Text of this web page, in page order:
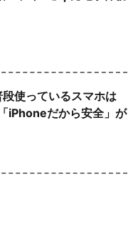
使っているスマホは
iPhoneだから安全」が